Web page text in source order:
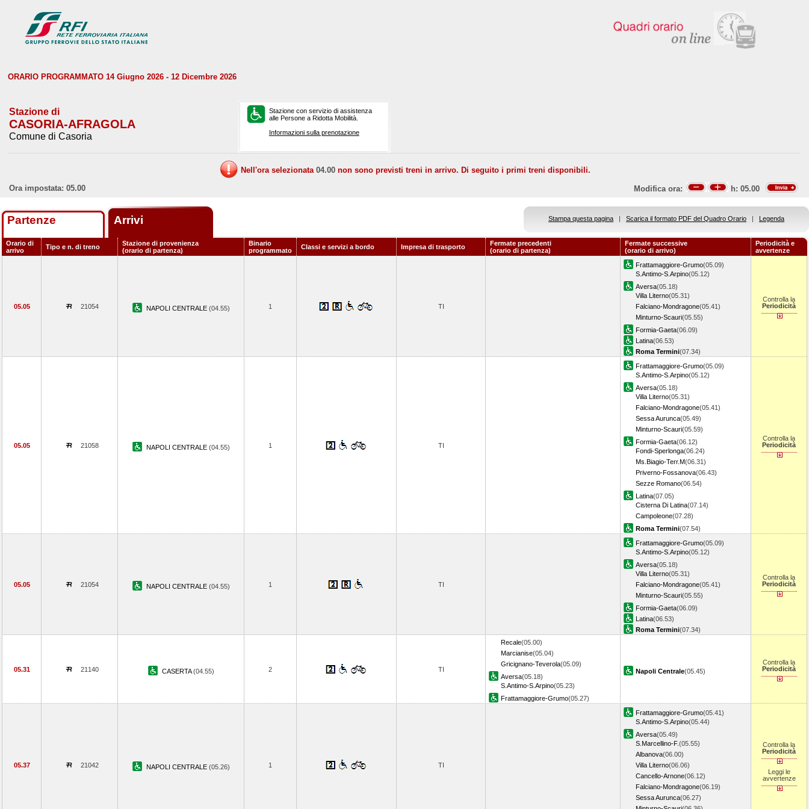
ORARIO PROGRAMMATO 14 Giugno 2026 - 12 Dicembre 2026
Stazione di
CASORIA-AFRAGOLA
Comune di Casoria
Stazione con servizio di assistenza
alle Persone a Ridotta Mobilità.
Informazioni sulla prenotazione
Nell'ora selezionata 04.00 non sono previsti treni in arrivo. Di seguito i primi treni disponibili.
Ora impostata: 05.00
Modifica ora: h: 05.00
Partenze Arrivi Stampa questa pagina | Scarica il formato PDF del Quadro Orario | Legenda
Orario di
arrivo
Tipo e n. di treno
Stazione di provenienza
(orario di partenza)
Binario
programmato
Classi e servizi a bordo Impresa di trasporto
Fermate precedenti
(orario di partenza)
Fermate successive
(orario di arrivo)
Periodicità e
avvertenze
05.05 21054 NAPOLI CENTRALE (04.55) 1 TI
Frattamaggiore-Grumo(05.09)
S.Antimo-S.Arpino(05.12)
Aversa(05.18)
Villa Literno(05.31)
Falciano-Mondragone(05.41)
Minturno-Scauri(05.55)
Formia-Gaeta(06.09)
Latina(06.53)
Roma Termini(07.34)
Controlla la
Periodicità
05.05 21058 NAPOLI CENTRALE (04.55) 1 TI
Frattamaggiore-Grumo(05.09)
S.Antimo-S.Arpino(05.12)
Aversa(05.18)
Villa Literno(05.31)
Falciano-Mondragone(05.41)
Sessa Aurunca(05.49)
Minturno-Scauri(05.59)
Formia-Gaeta(06.12)
Fondi-Sperlonga(06.24)
Ms.Biagio-Terr.M(06.31)
Priverno-Fossanova(06.43)
Sezze Romano(06.54)
Latina(07.05)
Cisterna Di Latina(07.14)
Campoleone(07.28)
Roma Termini(07.54)
Controlla la
Periodicità
05.05 21054 NAPOLI CENTRALE (04.55) 1 TI
Frattamaggiore-Grumo(05.09)
S.Antimo-S.Arpino(05.12)
Aversa(05.18)
Villa Literno(05.31)
Falciano-Mondragone(05.41)
Minturno-Scauri(05.55)
Formia-Gaeta(06.09)
Latina(06.53)
Roma Termini(07.34)
Controlla la
Periodicità
05.31 21140 CASERTA(04.55) 2 TI
Recale(05.00)
Marcianise(05.04)
Gricignano-Teverola(05.09)
Aversa(05.18)
S.Antimo-S.Arpino(05.23)
Frattamaggiore-Grumo(05.27)
Napoli Centrale(05.45)
Controlla la
Periodicità
05.37 21042 NAPOLI CENTRALE (05.26) 1 TI
Frattamaggiore-Grumo(05.41)
S.Antimo-S.Arpino(05.44)
Aversa(05.49)
S.Marcellino-F.(05.55)
Albanova(06.00)
Villa Literno(06.06)
Cancello-Arnone(06.12)
Falciano-Mondragone(06.19)
Sessa Aurunca(06.27)
Controlla la
Periodicità
Leggi le
avvertenze